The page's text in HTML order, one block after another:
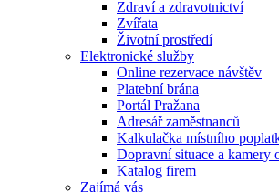
Zdraví a zdravotnictví
Zvířata
Životní prostředí
Elektronické služby
Online rezervace návštěv
Platební brána
Portál Pražana
Adresář zaměstnanců
Kalkulačka místního
Dopravní situace a kamery
Katalog firem
Zajímá vás